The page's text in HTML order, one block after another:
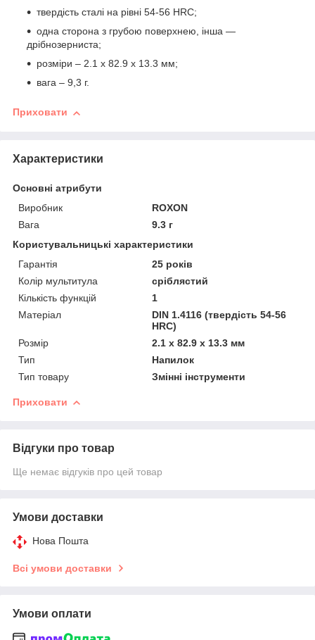
твердість сталі на рівні 54-56 HRC;
одна сторона з грубою поверхнею, інша —
дрібнозерниста;
розміри – 2.1 х 82.9 х 13.3 мм;
вага – 9,3 г.
Приховати
Характеристики
Основні атрибути
Виробник
ROXON
Вага
9.3 г
Користувальницькі характеристики
Гарантія
25 років
Колір мультитула
сріблястий
Кількість функцій
1
Матеріал
DIN 1.4116 (твердість 54-56
HRC)
Розмір
2.1 х 82.9 х 13.3 мм
Тип
Напилок
Тип товару
Змінні інструменти
Приховати
Відгуки про товар
Ще немає відгуків про цей товар
Умови доставки
Нова Пошта
Всі умови доставки
Умови оплати